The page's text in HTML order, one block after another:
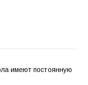
имеют постоянную